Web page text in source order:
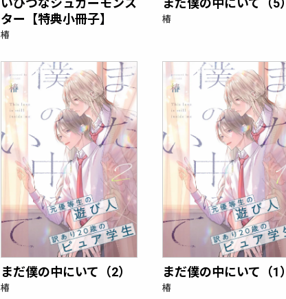
いびつなシュガーモンス
ター【特典小冊子】
椿
まだ僕の中にいて（5）
椿
まだ僕の中にいて（2）
椿
まだ僕の中にいて（1）
椿